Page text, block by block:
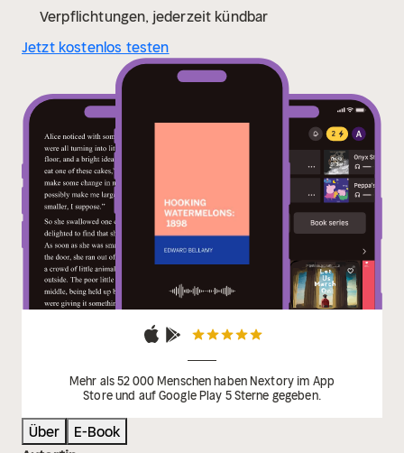
Verpflichtungen, jederzeit kündbar
Jetzt kostenlos testen
Mehr als 52 000 Menschen haben Nextory im App
Store und auf Google Play 5 Sterne gegeben.
Über
E-Book